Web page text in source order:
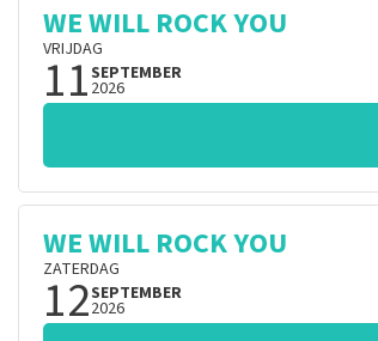
WE WILL ROCK YOU
VRIJDAG
11SEPTEMBER
2026
WE WILL ROCK YOU
ZATERDAG
12SEPTEMBER
2026